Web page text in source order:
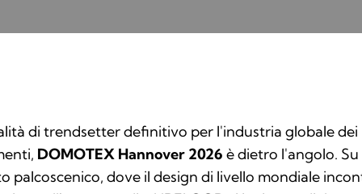
di trendsetter definitivo per l'industria globale dei
DOMOTEX Hannover 2026 è dietro l'angolo. Su
palcoscenico, dove il design di livello mondiale